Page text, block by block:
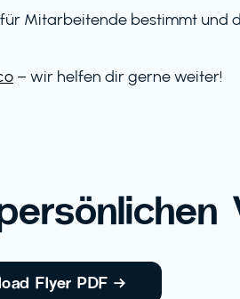
Mitarbeitende bestimmt und
– wir helfen dir gerne weiter!
Flyer PDF →